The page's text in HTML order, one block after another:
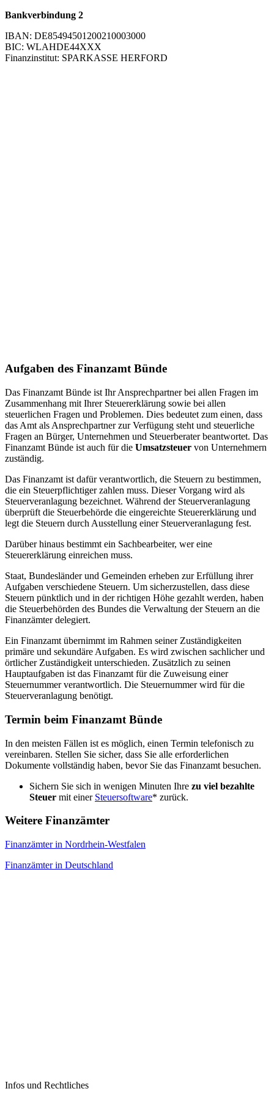
Bankverbindung 2
IBAN: DE85494501200210003000
BIC: WLAHDE44XXX
Finanzinstitut: SPARKASSE HERFORD
Aufgaben des Finanzamt Bünde
Das Finanzamt Bünde ist Ihr Ansprechpartner bei allen Fragen im
Zusammenhang mit Ihrer Steuererklärung sowie bei allen
steuerlichen Fragen und Problemen. Dies bedeutet zum einen, dass
das Amt als Ansprechpartner zur Verfügung steht und steuerliche
Fragen an Bürger, Unternehmen und Steuerberater beantwortet. Das
Finanzamt Bünde ist auch für die Umsatzsteuer von Unternehmern
zuständig.
Das Finanzamt ist dafür verantwortlich, die Steuern zu bestimmen,
die ein Steuerpflichtiger zahlen muss. Dieser Vorgang wird als
Steuerveranlagung bezeichnet. Während der Steuerveranlagung
überprüft die Steuerbehörde die eingereichte Steuererklärung und
legt die Steuern durch Ausstellung einer Steuerveranlagung fest.
Darüber hinaus bestimmt ein Sachbearbeiter, wer eine
Steuererklärung einreichen muss.
Staat, Bundesländer und Gemeinden erheben zur Erfüllung ihrer
Aufgaben verschiedene Steuern. Um sicherzustellen, dass diese
Steuern pünktlich und in der richtigen Höhe gezahlt werden, haben
die Steuerbehörden des Bundes die Verwaltung der Steuern an die
Finanzämter delegiert.
Ein Finanzamt übernimmt im Rahmen seiner Zuständigkeiten
primäre und sekundäre Aufgaben. Es wird zwischen sachlicher und
örtlicher Zuständigkeit unterschieden. Zusätzlich zu seinen
Hauptaufgaben ist das Finanzamt für die Zuweisung einer
Steuernummer verantwortlich. Die Steuernummer wird für die
Steuerveranlagung benötigt.
Termin beim Finanzamt Bünde
In den meisten Fällen ist es möglich, einen Termin telefonisch zu
vereinbaren. Stellen Sie sicher, dass Sie alle erforderlichen
Dokumente vollständig haben, bevor Sie das Finanzamt besuchen.
Sichern Sie sich in wenigen Minuten Ihre zu viel bezahlte
Steuer mit einer Steuersoftware* zurück.
Weitere Finanzämter
Finanzämter in Nordrhein-Westfalen
Finanzämter in Deutschland
Infos und Rechtliches